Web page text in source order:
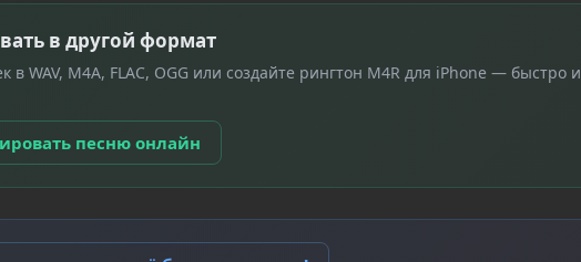
в другой формат
в WAV, M4A, FLAC, OGG или создайте рингтон M4R для iPhone — быстро и
песню онлайн